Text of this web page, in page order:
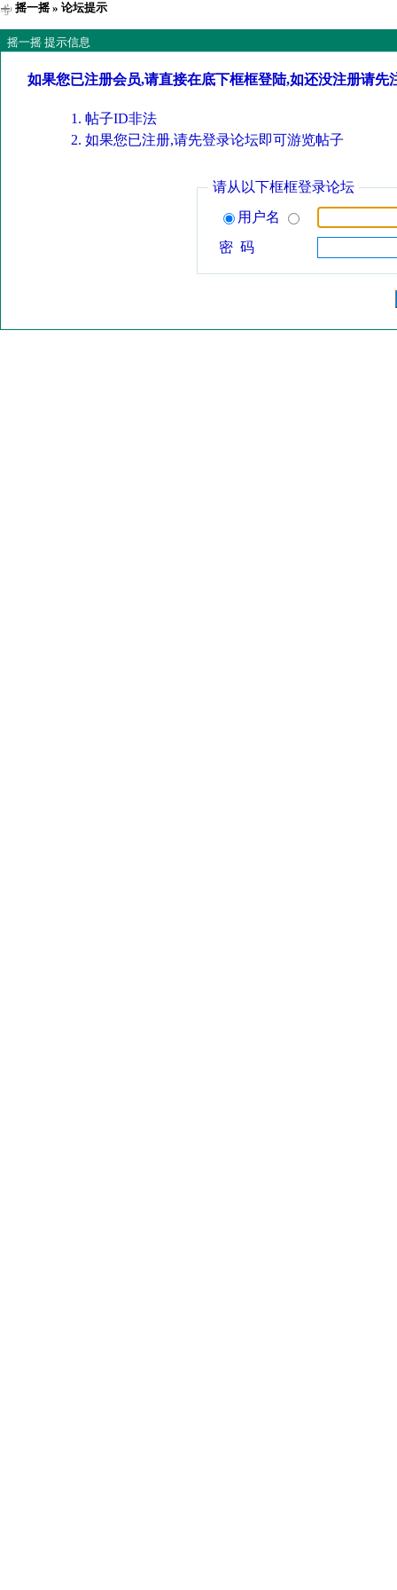
摇一摇» 论坛提示
摇一摇 提示信息
如果您已注册会员,请直接在底下框框登陆,如还没注册请先
帖子ID非法
如果您已注册,请先登录论坛即可游览帖子
请从以下框框登录论坛
用户名
密 码